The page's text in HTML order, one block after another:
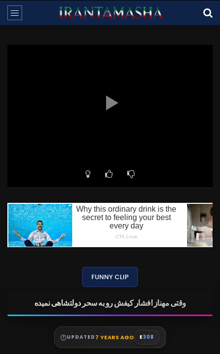
FUNNY CLIP
وقتی مهناز افشار کیفش رو به سحر دولتشاهی نمیده
UPDATED 7 YEARS AGO E308